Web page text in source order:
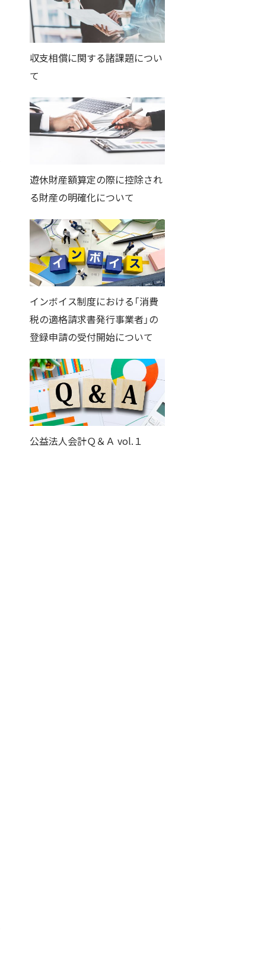
収支相償に関する諸課題につい
て
遊休財産額算定の際に控除され
る財産の明確化について
インボイス制度における「消費
税の適格請求書発行事業者」の
登録申請の受付開始について
公益法人会計Ｑ＆Ａ vol.１